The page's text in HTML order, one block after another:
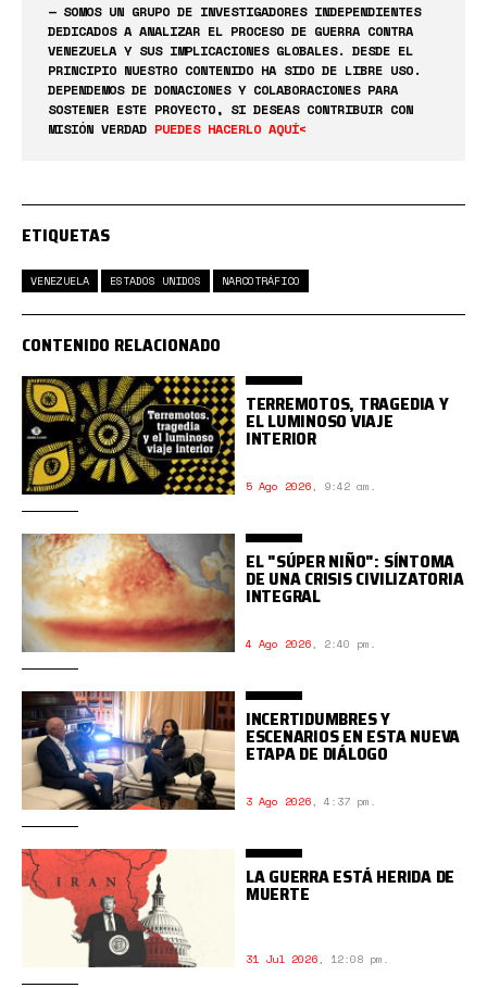
— SOMOS UN GRUPO DE INVESTIGADORES INDEPENDIENTES
DEDICADOS A ANALIZAR EL PROCESO DE GUERRA CONTRA
VENEZUELA Y SUS IMPLICACIONES GLOBALES. DESDE EL
PRINCIPIO NUESTRO CONTENIDO HA SIDO DE LIBRE USO.
DEPENDEMOS DE DONACIONES Y COLABORACIONES PARA
SOSTENER ESTE PROYECTO, SI DESEAS CONTRIBUIR CON
MISIÓN VERDAD PUEDES HACERLO AQUÍ<
ETIQUETAS
VENEZUELA ESTADOS UNIDOS NARCOTRÁFICO
CONTENIDO RELACIONADO
TERREMOTOS, TRAGEDIA Y
EL LUMINOSO VIAJE
INTERIOR
5 Ago 2026, 9:42 am.
EL "SÚPER NIÑO": SÍNTOMA
DE UNA CRISIS CIVILIZATORIA
INTEGRAL
4 Ago 2026, 2:40 pm.
INCERTIDUMBRES Y
ESCENARIOS EN ESTA NUEVA
ETAPA DE DIÁLOGO
3 Ago 2026, 4:37 pm.
LA GUERRA ESTÁ HERIDA DE
MUERTE
31 Jul 2026, 12:08 pm.